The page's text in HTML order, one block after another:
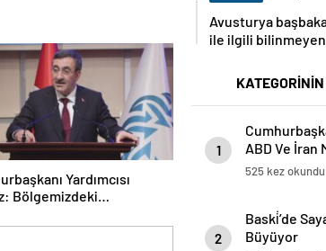
Yardımcısı
Bölgemizdeki
Devam Edeceğiz
Avusturya
ile ilgili
1
ABD Ve İran
Önemli
525 kez okundu
2
Baski̇’de
Büyüyor